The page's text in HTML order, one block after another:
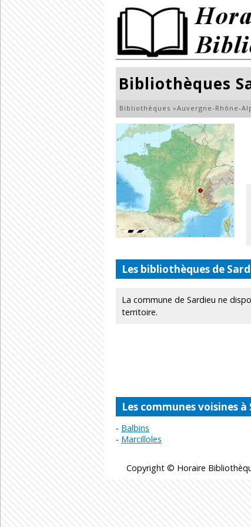
Bibliothèques
Bibliothèques »Auvergne-Rhône-
Les bibliothèques de
La commune de Sardieu ne
territoire.
Les communes voisines à
Balbins
Marcilloles
Copyright © Horaire